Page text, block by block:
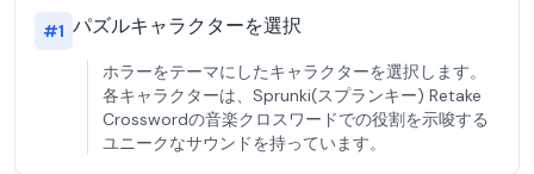
#1 パズルキャラクターを選択
ホラーをテーマにしたキャラクターを選択します。
各キャラクターは、Sprunki(スプランキー) Retake
Crosswordの音楽クロスワードでの役割を示唆する
ユニークなサウンドを持っています。